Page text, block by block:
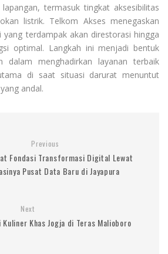
termasuk tingkat aksesibilitas
listrik. Telkom Akses menegaskan
yang terdampak akan direstorasi hingga
optimal. Langkah ini menjadi bentuk
dalam menghadirkan layanan terbaik
di saat situasi darurat menuntut
andal.
Previous
Fondasi Transformasi Digital Lewat
Pusat Data Baru di Jayapura
Next
Khas Jogja di Teras Malioboro